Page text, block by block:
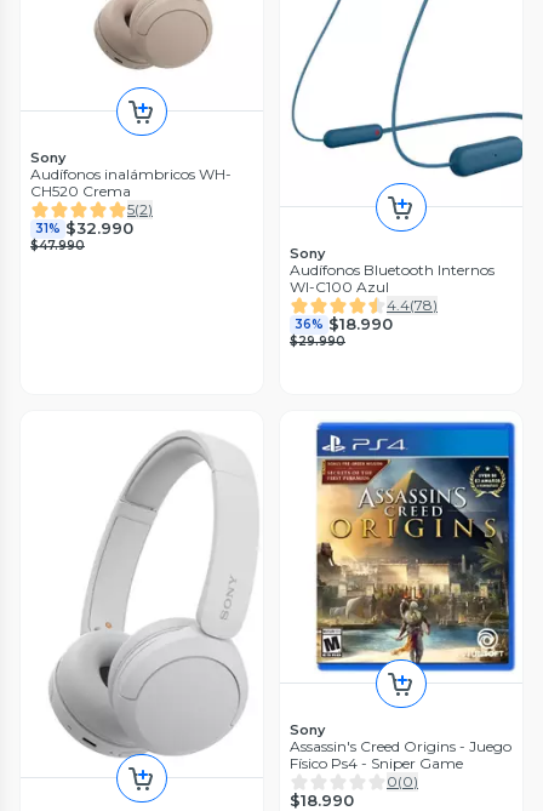
Sony
Audífonos inalámbricos WH-
CH520 Crema
5(2)
31% $32.990
$47.990 Sony
Audífonos Bluetooth Internos
WI-C100 Azul
4.4(78)
36% $18.990
$29.990
Sony
Assassin's Creed Origins - Juego
Físico Ps4 - Sniper Game
0(0)
$18.990